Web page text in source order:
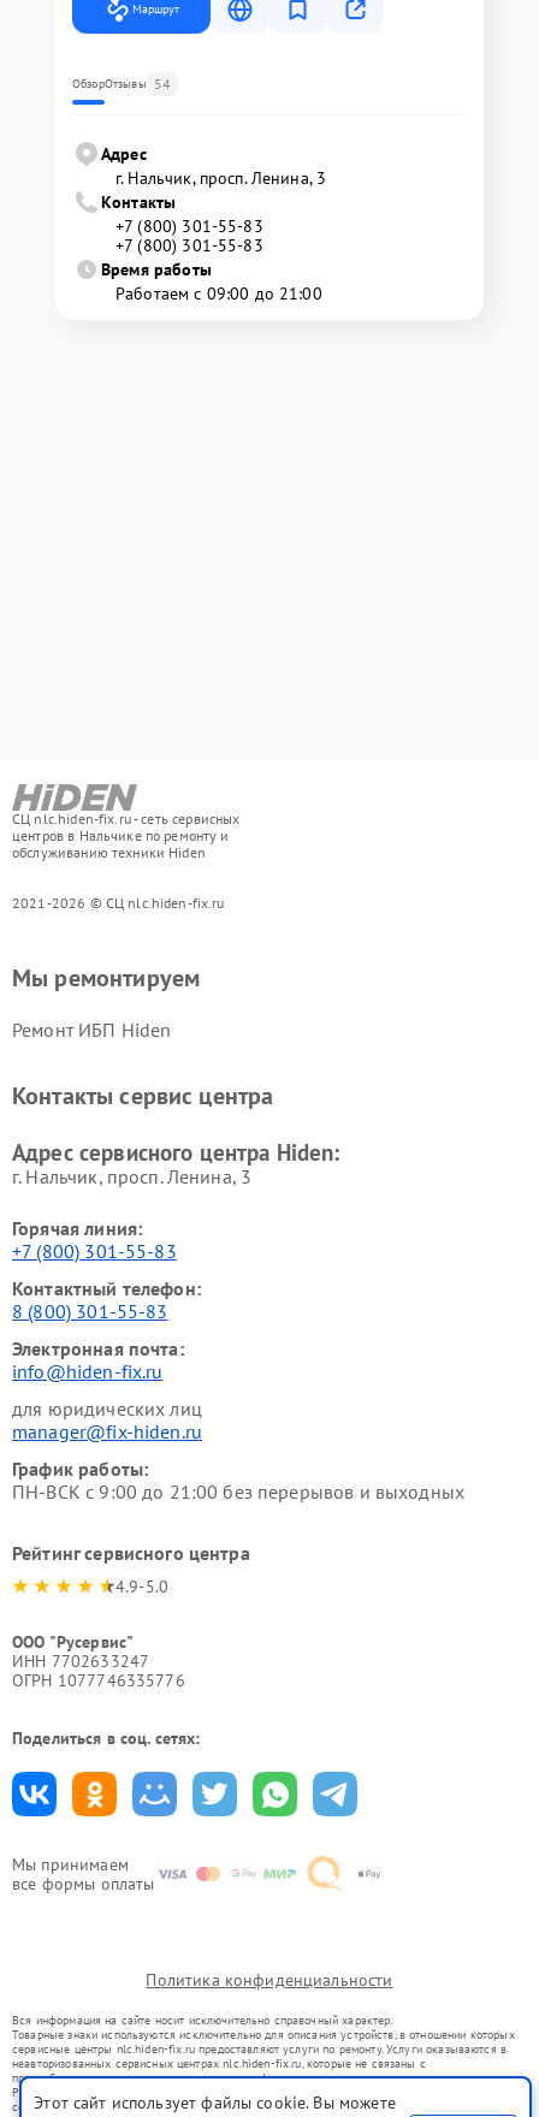
Маршрут
ОбзорОтзывы 54
Адрес
г. Нальчик, просп. Ленина, 3
Контакты
+7 (800) 301-55-83
+7 (800) 301-55-83
Время работы
Работаем с 09:00 до 21:00
СЦ nlc.hiden-fix.ru - сеть сервисных
центров в Нальчике по ремонту и
обслуживанию техники Hiden
2021-2026 © СЦ nlc.hiden-fix.ru
Мы принимаем
все формы оплаты
Мы ремонтируем
Ремонт ИБП Hiden
Контакты сервис центра
Адрес сервисного центра Hiden:
г. Нальчик, просп. Ленина, 3
Горячая линия:
+7 (800) 301-55-83
Контактный телефон:
8 (800) 301-55-83
Электронная почта:
info@hiden-fix.ru
для юридических лиц
manager@fix-hiden.ru
График работы:
ПН-ВСК с 9:00 до 21:00 без перерывов и выходных
Рейтинг сервисного центра
4.9-5.0
ООО "Русервис"
ИНН 7702633247
ОГРН 1077746335776
Поделиться в соц. сетях:
Политика конфиденциальности
Вся информация на сайте носит исключительно справочный характер.
Товарные знаки используются исключительно для описания устройств, в отношении которых
сервисные центры nlc.hiden-fix.ru предоставляют услуги по ремонту. Услуги оказываются в
неавторизованных сервисных центрах nlc.hiden-fix.ru, которые не связаны с
правообладателями товарных знаков или их официальными представителями.
Ремонт осуществляется для устройств, уже введенных в гражданский оборот в соответствии
со статьей 1487 ГК РФ.
Этот сайт использует файлы cookie. Вы можете